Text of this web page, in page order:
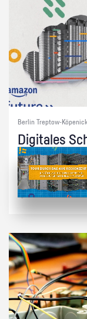
Berlin Treptow-
Di­gi­ta­les
Wie kommt die
15 Min. bei AWS, wie